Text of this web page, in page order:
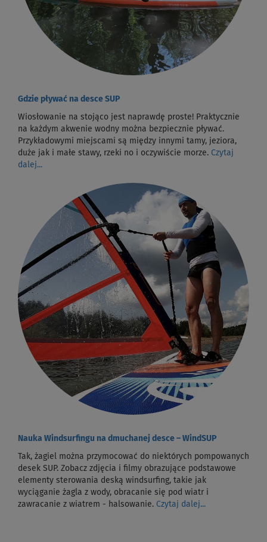
Gdzie pływać na desce SUP
Wiosłowanie na stojąco jest naprawdę proste! Praktycznie
na każdym akwenie wodny można bezpiecznie pływać.
Przykładowymi miejscami są między innymi tamy, jeziora,
duże jak i małe stawy, rzeki no i oczywiście morze. Czytaj
dalej...
Nauka Windsurfingu na dmuchanej desce – WindSUP
Tak, żagiel można przymocować do niektórych pompowanych
desek SUP. Zobacz zdjęcia i filmy obrazujące podstawowe
elementy sterowania deską windsurfing, takie jak
wyciąganie żagla z wody, obracanie się pod wiatr i
zawracanie z wiatrem - halsowanie. Czytaj dalej...